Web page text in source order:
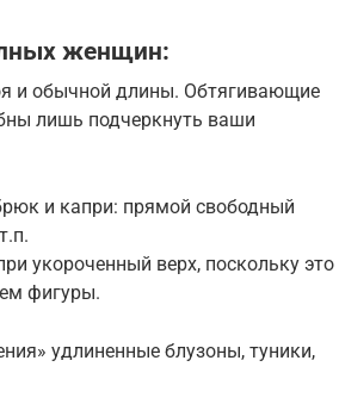
женщин:
и обычной длины. Обтягивающие
лишь подчеркнуть ваши
и капри: прямой свободный
укороченный верх, поскольку это
фигуры.
удлиненные блузоны, туники,